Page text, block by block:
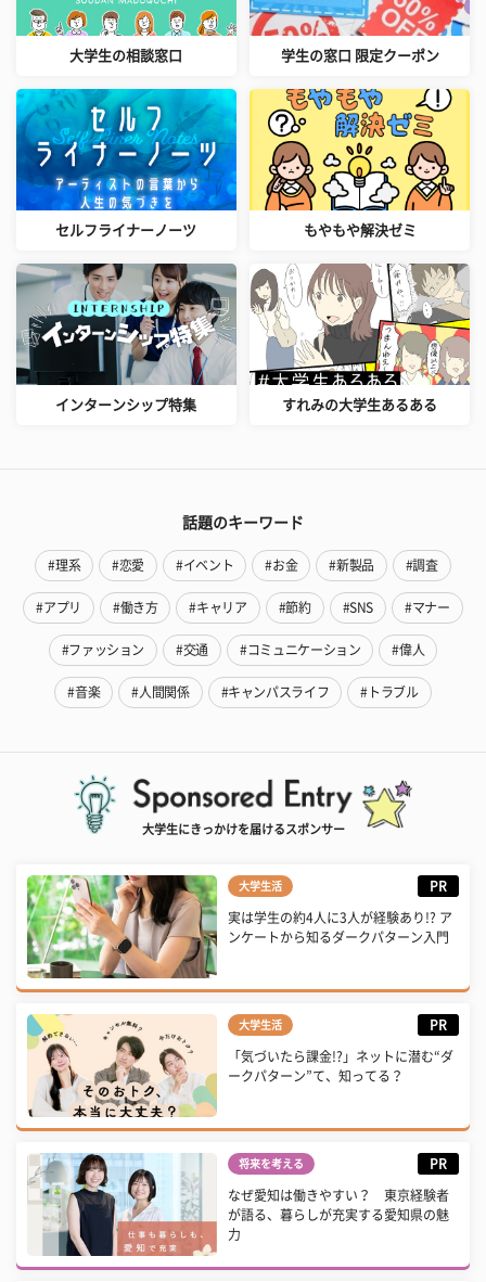
大学生の相談窓口 学生の窓口 限定クーポン
セルフライナーノーツ もやもや解決ゼミ
インターンシップ特集 すれみの大学生あるある
話題のキーワード
#理系 #恋愛 #イベント #お金 #新製品 #調査
#アプリ #働き方 #キャリア #節約 #SNS #マナー
#ファッション #交通 #コミュニケーション #偉人
#音楽 #人間関係 #キャンパスライフ #トラブル
大学生にきっかけを届けるスポンサー
大学生活 PR
実は学生の約4人に3人が経験あり!? ア
ンケートから知るダークパターン入門
大学生活 PR
「気づいたら課金!?」ネットに潜む“ダ
ークパターン”て、知ってる？
将来を考える PR
なぜ愛知は働きやすい？ 東京経験者
が語る、暮らしが充実する愛知県の魅
力